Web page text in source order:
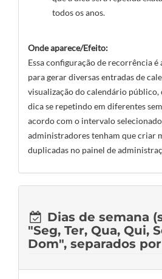
todos os anos.
Onde aparece/Efeito:
Essa configuração de recorrência
para gerar diversas entradas de
visualização do calendário público,
dica se repetindo em diferentes
acordo com o intervalo
administradores tenham que criar
duplicadas no painel de
Dias de semana
"Seg, Ter, Qua, Qui,
Dom", separados